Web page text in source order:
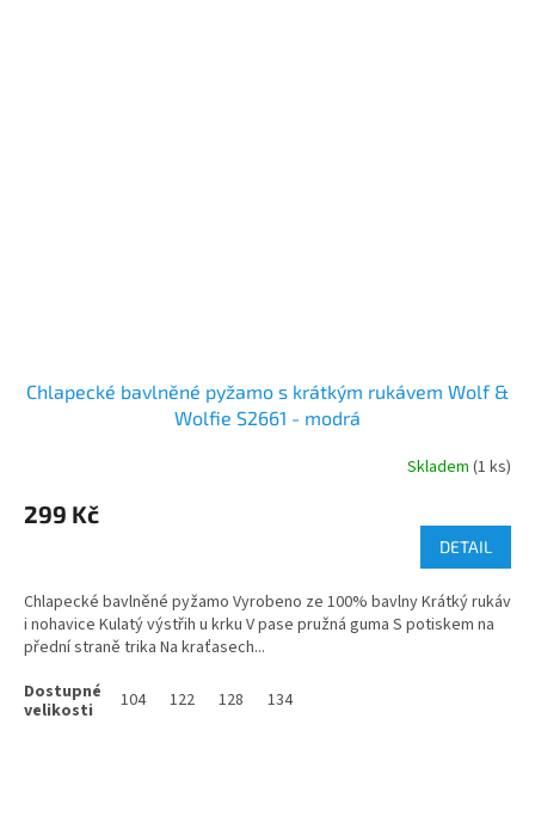
Chlapecké bavlněné pyžamo s krátkým rukávem Wolf &
Wolfie S2661 - modrá
Skladem (1 ks)
299 Kč
DETAIL
Chlapecké bavlněné pyžamo Vyrobeno ze 100% bavlny Krátký rukáv
i nohavice Kulatý výstřih u krku V pase pružná guma S potiskem na
přední straně trika Na kraťasech...
104 122 128 134